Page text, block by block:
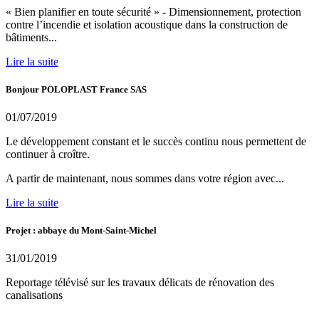
« Bien planifier en toute sécurité » - Dimensionnement, protection
contre l’incendie et isolation acoustique dans la construction de
bâtiments...
Lire la suite
Bonjour POLOPLAST France SAS
01/07/2019
Le développement constant et le succès continu nous permettent de
continuer à croître.
A partir de maintenant, nous sommes dans votre région avec...
Lire la suite
Projet : abbaye du Mont-Saint-Michel
31/01/2019
Reportage télévisé sur les travaux délicats de rénovation des
canalisations